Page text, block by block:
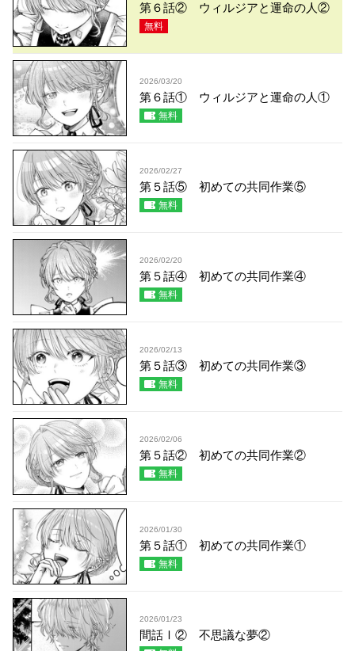
第６話② ウィルジアと運命の人②
無料
2026/03/20
第６話① ウィルジアと運命の人①
無料
2026/02/27
第５話⑤ 初めての共同作業⑤
無料
2026/02/20
第５話④ 初めての共同作業④
無料
2026/02/13
第５話③ 初めての共同作業③
無料
2026/02/06
第５話② 初めての共同作業②
無料
2026/01/30
第５話① 初めての共同作業①
無料
2026/01/23
間話Ⅰ② 不思議な夢②